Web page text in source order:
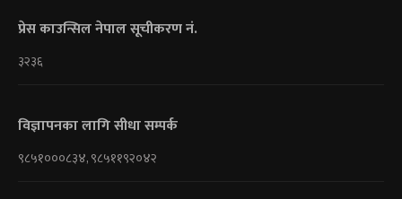
प्रेस काउन्सिल नेपाल सूचीकरण नं.
३२३६
विज्ञापनका लागि सीधा सम्पर्क
९८५१०००८३४, ९८५११९२०४२